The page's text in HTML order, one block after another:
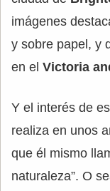
imágenes
y sobre papel, y
en el Victoria
Y el interés de
realiza en unos
que él mismo
naturaleza”. O